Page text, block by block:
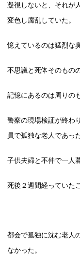
凝視しないと、それが
変色し腐乱していた。
憶えているのは猛烈な
不思議と死体そのもの
記憶にあるのは周りの
警察の現場検証が終わ
員で孤独な老人であっ
子供夫婦と不仲で一人
死後２週間経っていた
都会で孤独に沈む老人
なかった。